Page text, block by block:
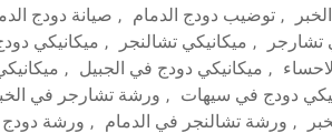
, توضيب دودج الدمام , صيانة دودج
تشارجر , ميكانيكي تشالنجر , ميكانيكي
, ميكانيكي دودج في الجبيل ,
دودج في سيهات , ورشة تشارجر في
, ورشة تشالنجر في الدمام , ورشة دودج